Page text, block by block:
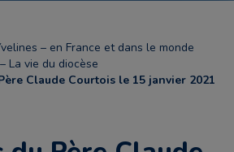
– en France et dans le monde
La vie du diocèse
Claude Courtois le 15 janvier 2021